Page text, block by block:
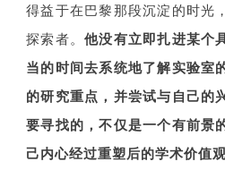
得益于在巴黎那段沉淀的时光
探索者。他没有立即扎进某个
当的时间去系统地了解实验室
的研究重点，并尝试与自己的
要寻找的，不仅是一个有前景
己内心经过重塑后的学术价值